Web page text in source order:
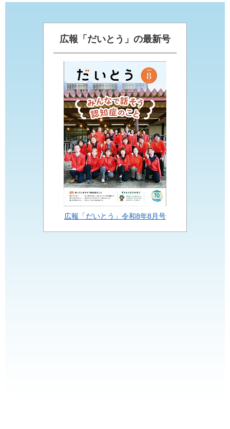
広報「だいとう」の最新号
広報「だいとう」令和8年8月号